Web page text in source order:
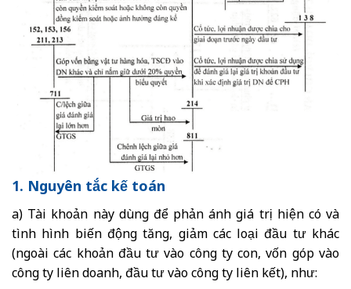
1. Nguyên tắc kế toán
a) Tài khoản này dùng để phản ánh giá trị hiện có và
tình hình biến động tăng, giảm các loại đầu tư khác
(ngoài các khoản đầu tư vào công ty con, vốn góp vào
công ty liên doanh, đầu tư vào công ty liên kết), như: